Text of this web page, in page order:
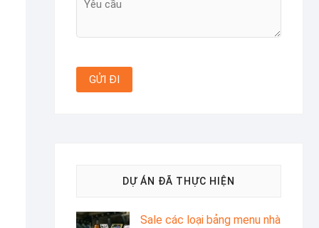
DỰ ÁN ĐÃ THỰC HIỆN
Sale các loại bảng menu nhà